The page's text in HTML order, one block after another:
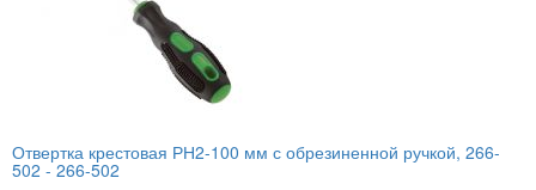
Отвертка крестовая РН2-100 мм с обрезиненной ручкой, 266-
502 -266-502